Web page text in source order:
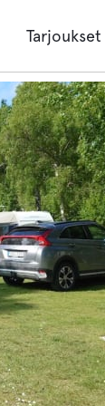
Tarjoukset